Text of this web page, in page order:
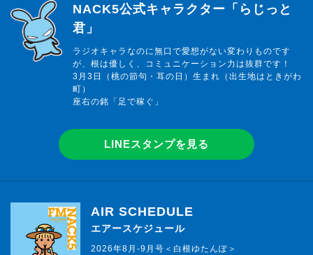
らじっと君
NACK5公式キャラクター「らじっと
君」
ラジオキャラなのに無口で愛想がない変わりものです
が、根は優しく、コミュニケーション力は抜群です！
3月3日（桃の節句・耳の日）生まれ（出生地はときがわ
町）
座右の銘「足で稼ぐ」
LINEスタンプを見る
AIR SCHEDULE
エアースケジュール
2026年8月-9月号＜白根ゆたんぽ＞